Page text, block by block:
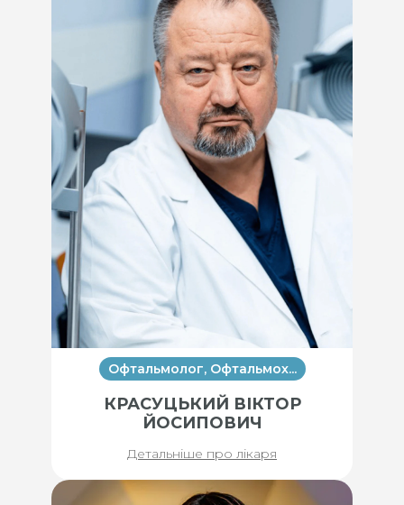
Офтальмолог, Офтальмох...
КРАСУЦЬКИЙ ВІКТОР
ЙОСИПОВИЧ
Детальніше про лікаря